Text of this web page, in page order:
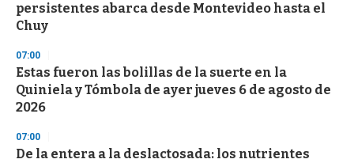
persistentes abarca desde Montevideo hasta el
Chuy
07:00
Estas fueron las bolillas de la suerte en la
Quiniela y Tómbola de ayer jueves 6 de agosto de
2026
07:00
De la entera a la deslactosada: los nutrientes